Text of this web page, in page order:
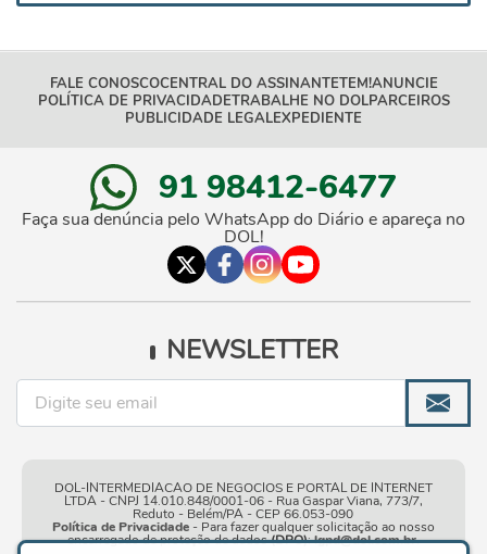
FALE CONOSCOCENTRAL DO ASSINANTETEM!ANUNCIE
POLÍTICA DE PRIVACIDADETRABALHE NO DOLPARCEIROS
PUBLICIDADE LEGALEXPEDIENTE
91 98412-6477
Faça sua denúncia pelo WhatsApp do Diário e apareça no
DOL!
NEWSLETTER
DOL-INTERMEDIACAO DE NEGOCIOS E PORTAL DE INTERNET
LTDA - CNPJ 14.010.848/0001-06 - Rua Gaspar Viana, 773/7,
Reduto - Belém/PA - CEP 66.053-090
Política de Privacidade- Para fazer qualquer solicitação ao nosso
encarregado de proteção de dados(DPO):lgpd@dol.com.br.